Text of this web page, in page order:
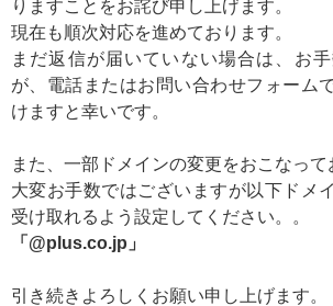
りますことをお詫び申し上げます。
現在も順次対応を進めております。
まだ返信が届いていない場合は、お
が、電話またはお問い合わせフォーム
けますと幸いです。
また、一部ドメインの変更をおこなって
大変お手数ではございますが以下ドメ
受け取れるよう設定してください。。
「@plus.co.jp」
引き続きよろしくお願い申し上げます。